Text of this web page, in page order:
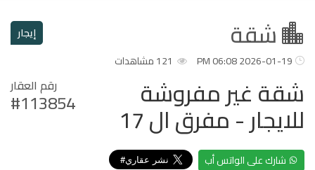
شقة
إيجار
شقة غير مفروشة
للايجار - مفرق ال 17
رقم العقار
#113854
شارك على الواتس أب